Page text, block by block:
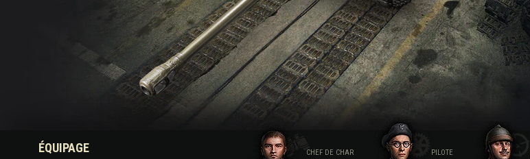
Guide des Butins Twitch
ÉQUIPAGE CHEF DE CHAR PILOTE